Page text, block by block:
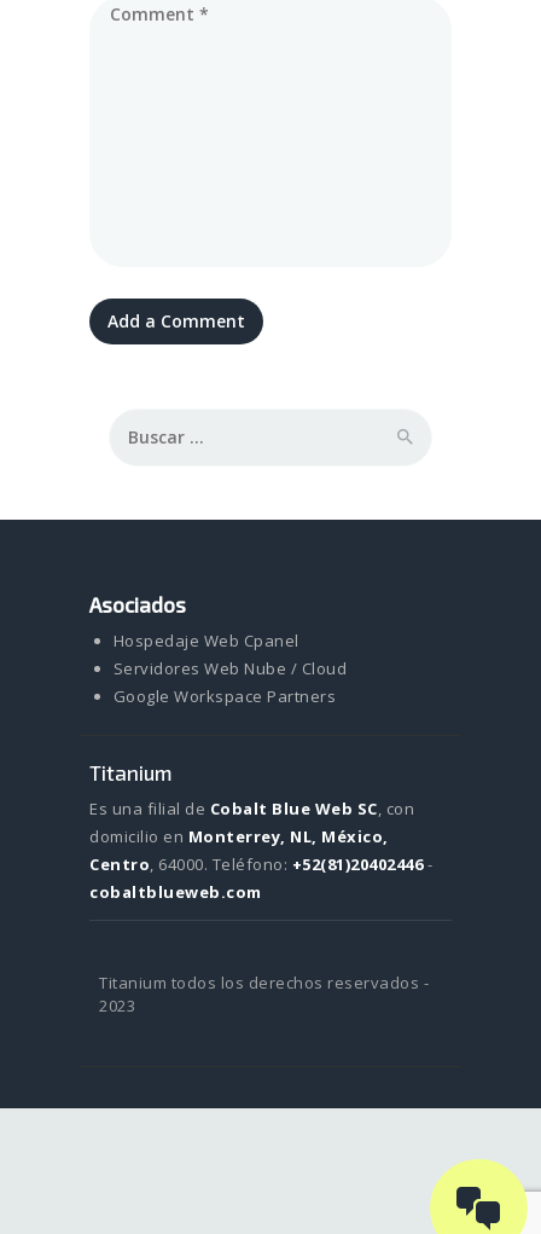
Asociados
Hospedaje Web Cpanel
Servidores Web Nube / Cloud
Google Workspace Partners
Titanium
Es una filial de Cobalt Blue Web SC, con
domicilio en Monterrey, NL, México,
Centro, 64000. Teléfono: +52(81)20402446-
cobaltblueweb.com
Titanium todos los derechos reservados -
2023